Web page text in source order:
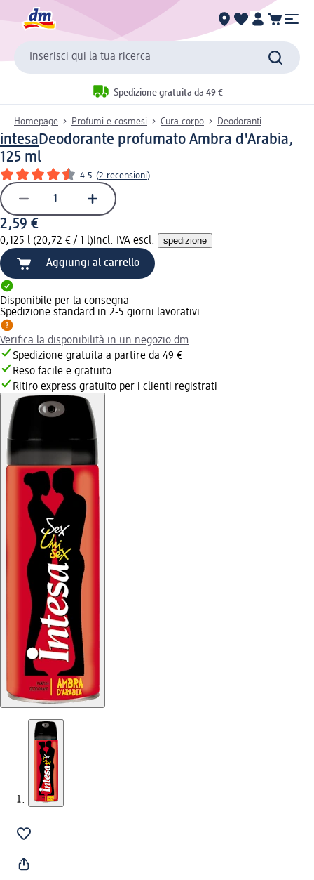
Inserisci qui la tua ricerca
Spedizione gratuita da 49 €
Homepage Profumi e cosmesi Cura corpo Deodoranti
intesaDeodorante profumato Ambra d'Arabia,
125 ml
4.5 (2 recensioni)
2,59 €
0,125 l (20,72 € / 1 l)incl. IVA escl. spedizione
Aggiungi al carrello
Disponibile per la consegna
Spedizione standard in 2-5 giorni lavorativi
Verifica la disponibilità in un negozio dm
Spedizione gratuita a partire da 49 €
Reso facile e gratuito
Ritiro express gratuito per i clienti registrati